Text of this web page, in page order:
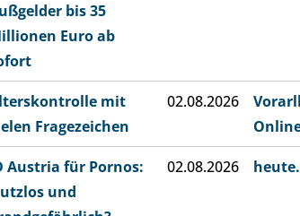
bis 35
Euro ab
mit
Fragezeichen
02.08.2026
Austria für Pornos:
und
02.08.2026